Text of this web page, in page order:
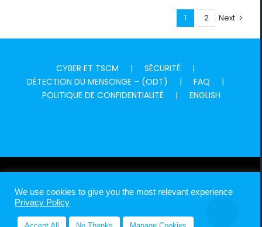
1 2 Next
CYBER ET TSCM
SÉCURITÉ
DÉTECTION DU MENSONGE – (ODT)
FAQ
POLITIQUE DE CONFIDENTIALITÉ
ENGLISH
Investigations, Intelligence & Security
We use cookies to give you the most relevant experience
Privacy Policy